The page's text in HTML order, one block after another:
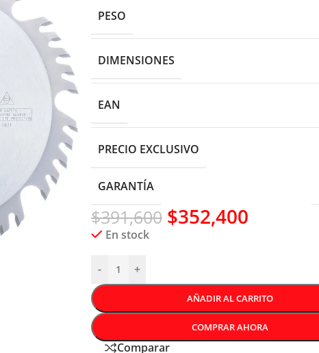
PESO
DIMENSIONES
EAN
PRECIO EXCLUSIVO
GARANTÍA
$391,600 $352,400
En stock
- +
AÑADIR AL CARRITO
COMPRAR AHORA
Comparar